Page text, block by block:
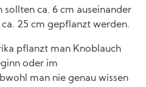
sollten ca. 6 cm auseinander
25 cm gepflanzt werden.
pflanzt man Knoblauch
oder im
man nie genau wissen